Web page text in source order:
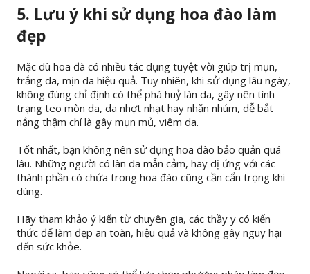
5. Lưu ý khi sử dụng hoa đào làm
đẹp
Mặc dù hoa đà có nhiều tác dụng tuyệt vời giúp trị mụn,
trắng da, mịn da hiệu quả. Tuy nhiên, khi sử dụng lâu ngày,
không đúng chỉ định có thể phá huỷ làn da, gây nên tình
trạng teo mòn da, da nhợt nhạt hay nhăn nhúm, dễ bắt
nắng thậm chí là gây mụn mủ, viêm da.
Tốt nhất, bạn không nên sử dụng hoa đào bảo quản quá
lâu. Những người có làn da mẫn cảm, hay dị ứng với các
thành phần có chứa trong hoa đào cũng cần cẩn trọng khi
dùng.
Hãy tham khảo ý kiến từ chuyên gia, các thầy y có kiến
thức để làm đẹp an toàn, hiệu quả và không gây nguy hại
đến sức khỏe.